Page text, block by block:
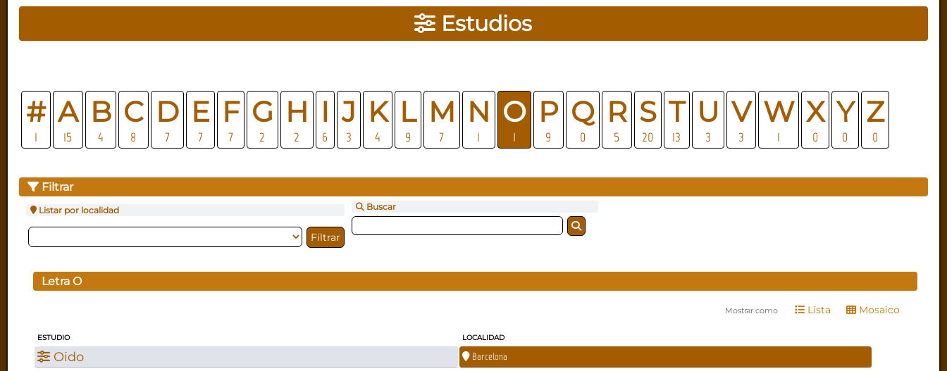
Estudios
#
1
A
15
B
4
C
8
D
7
E
7
F
7
G
2
H
2
I
6
J
3
K
4
L
9
M
7
N
1
O
1
P
9
Q
0
R
5
S
20
T
13
U
3
V
3
W
1
X
0
Y
0
Z
0
Filtrar
Listar por localidad Buscar
Letra O
Mostrar como Lista Mosaico
ESTUDIO LOCALIDAD
Oido Barcelona